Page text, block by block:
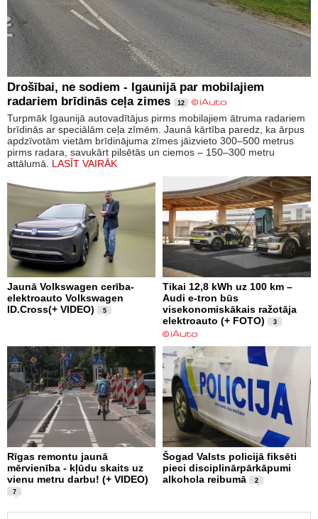
Drošībai, ne sodiem - Igaunijā par mobilajiem
radariem brīdinās ceļa zimes
12
Turpmāk Igaunijā autovadītājus pirms mobilajiem ātruma radariem
brīdinās ar speciālām ceļa zīmēm. Jaunā kārtība paredz, ka ārpus
apdzīvotām vietām brīdinājuma zīmes jāizvieto 300–500 metrus
pirms radara, savukārt pilsētās un ciemos – 150–300 metru
attālumā. LASĪT VAIRĀK
Jaunā Volkswagen cerība-
elektroauto Volkswagen
ID.Cross(+ VIDEO)
5
Tikai 12,8 kWh uz 100 km –
Audi e-tron būs
visekonomiskākais ražotāja
elektroauto (+ FOTO)
3
Rīgas remontu jaunā
mērvienība - kļūdu skaits uz
vienu metru darbu! (+ VIDEO)
7
Šogad Valsts policijā fiksēti
pieci disciplinārpārkāpumi
alkohola reibumā
2